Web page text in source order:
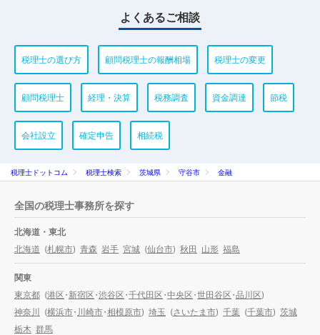
よくあるご相談
税理士の選び方 顧問税理士の報酬相場 税理士の変更
顧問税理士 経理・決算 税務調査 資金調達 節税
会社設立 確定申告 相続税
税理士ドットコム 税理士検索 茨城県 守谷市 金融
全国の税理士事務所を探す
北海道・東北
北海道 (札幌市) 青森 岩手 宮城 (仙台市) 秋田 山形 福島
関東
東京都 (港区・新宿区・渋谷区・千代田区・中央区・世田谷区・品川区)
神奈川
(横浜市・川崎市・相模原市) 埼玉 (さいたま市) 千葉 (千葉市) 茨城
栃木 群馬